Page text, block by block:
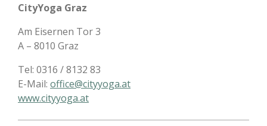
CityYoga Graz
Am Eisernen Tor 3
A – 8010 Graz
Tel: 0316 / 8132 83
E-Mail: office@cityyoga.at
www.cityyoga.at